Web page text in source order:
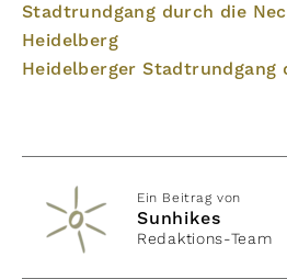
Stadtrundgang durch die
Heidelberg
Heidelberger Stadtrundgang
Ein Beitrag von
Sunhikes
Redaktions-Team